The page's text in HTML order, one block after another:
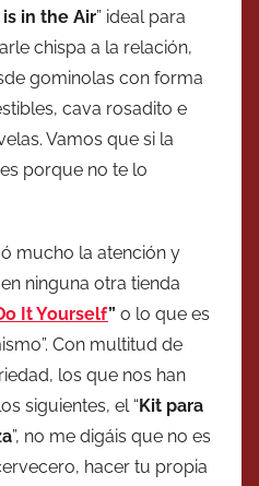
is in the Air” ideal para
chispa a la relación,
gominolas con forma
cava rosadito e
Vamos que si la
porque no te lo
mucho la atención y
ninguna otra tienda
It Yourself” o lo que es
Con multitud de
los que nos han
siguientes, el “ Kit para
”, no me digáis que no es
hacer tu propia